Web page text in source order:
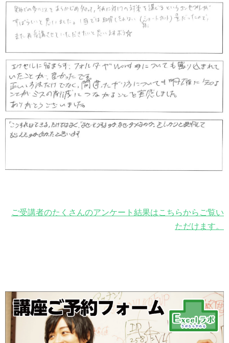
ご受講者のたくさんのアンケート結果はこちらからご覧い
ただけます。